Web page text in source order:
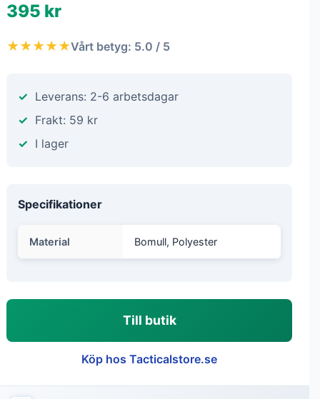
395 kr
★★★★★Vårt betyg: 5.0 / 5
Leverans: 2-6 arbetsdagar
Frakt: 59 kr
I lager
Specifikationer
Material Bomull, Polyester
Till butik
Köp hos Tacticalstore.se